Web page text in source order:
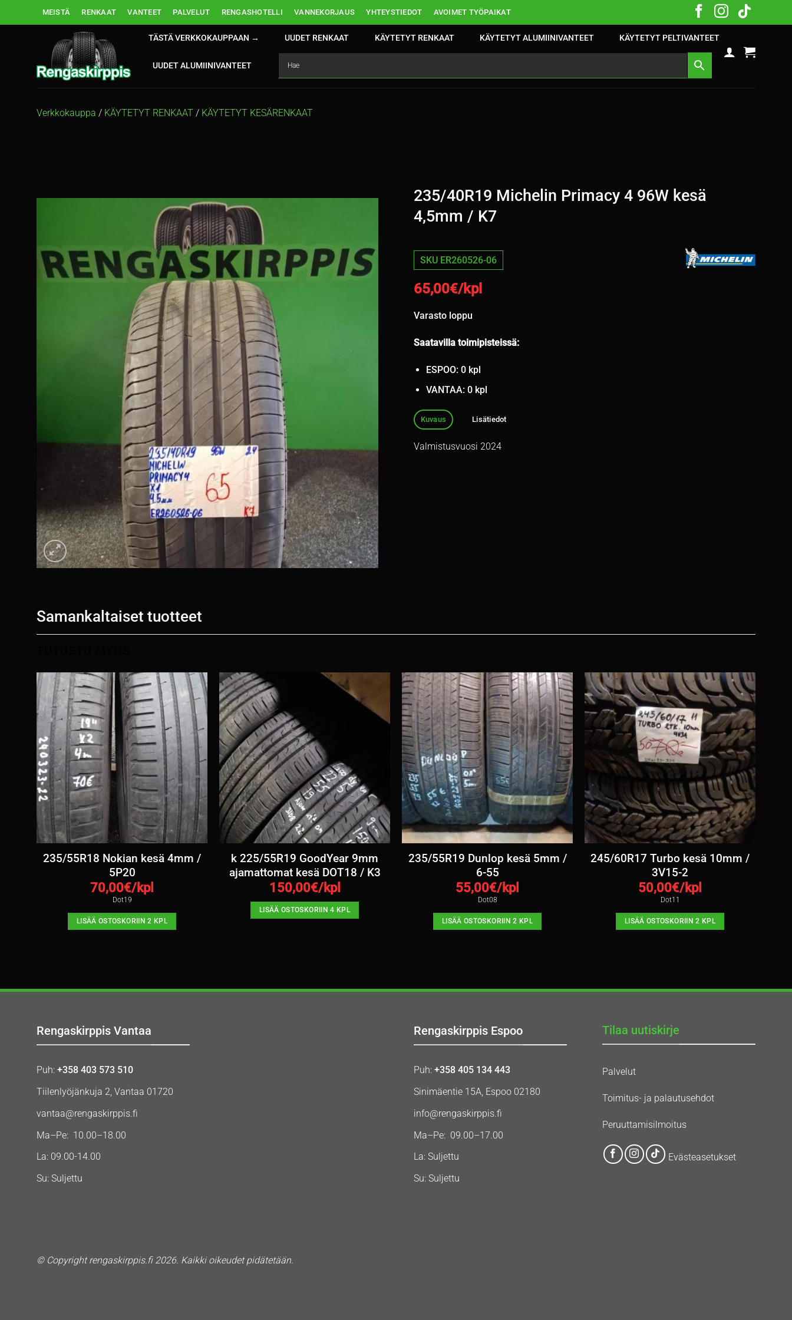
MEISTÄ RENKAAT VANTEET PALVELUT RENGASHOTELLI VANNEKORJAUS YHTEYSTIEDOT AVOIMET TYÖPAIKAT
TÄSTÄ VERKKOKAUPPAAN → UUDET RENKAAT KÄYTETYT RENKAAT KÄYTETYT ALUMIINIVANTEET KÄYTETYT PELTIVANTEET
UUDET ALUMIINIVANTEET
Verkkokauppa / KÄYTETYT RENKAAT / KÄYTETYT KESÄRENKAAT
235/40R19 Michelin Primacy 4 96W kesä
4,5mm / K7
SKU ER260526-06
65,00€/kpl
Varasto loppu
Saatavilla toimipisteissä:
ESPOO: 0 kpl
VANTAA: 0 kpl
Kuvaus Lisätiedot
Valmistusvuosi 2024
Samankaltaiset tuotteet
235/55R18 Nokian kesä 4mm /
5P20
70,00€/kpl
Dot19
LISÄÄ OSTOSKORIIN 2 KPL
k 225/55R19 GoodYear 9mm
ajamattomat kesä DOT18 / K3
150,00€/kpl
LISÄÄ OSTOSKORIIN 4 KPL
235/55R19 Dunlop kesä 5mm /
6-55
55,00€/kpl
Dot08
LISÄÄ OSTOSKORIIN 2 KPL
245/60R17 Turbo kesä 10mm /
3V15-2
50,00€/kpl
Dot11
LISÄÄ OSTOSKORIIN 2 KPL
Rengaskirppis Vantaa
Puh: +358 403 573 510
Tiilenlyöjänkuja 2, Vantaa 01720
vantaa@rengaskirppis.fi
Ma–Pe: 10.00–18.00
La: 09.00-14.00
Su: Suljettu
Rengaskirppis Espoo
Puh: +358 405 134 443
Sinimäentie 15A, Espoo 02180
info@rengaskirppis.fi
Ma–Pe: 09.00–17.00
La: Suljettu
Su: Suljettu
Tilaa uutiskirje
Palvelut
Toimitus- ja palautusehdot
Peruuttamisilmoitus
Evästeasetukset
© Copyright rengaskirppis.fi 2026. Kaikki oikeudet pidätetään.